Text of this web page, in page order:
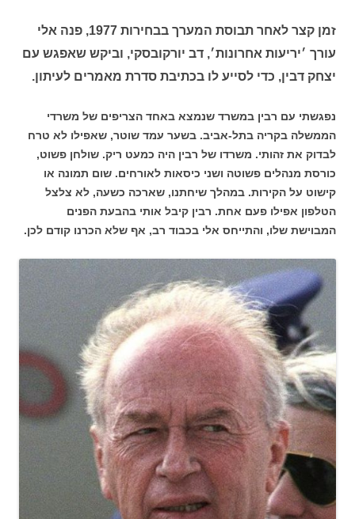
זמן קצר לאחר תבוסת המערך בבחירות 1977, פנה אלי
עורך ׳יריעות אחרונות׳, דב יורקובסקי, וביקש שאפגש עם
יצחק דבין, כדי לסייע לו בכתיבת סדרת מאמרים לעיתון.
נפגשתי עם רבין במשרד שנמצא באחד הצריפים של משרדי
הממשלה בקריה בתל-אביב. בשער עמד שוטר, שאפילו לא טרח
לבדוק את זהותי. משרדו של רבין היה כמעט ריק. שולחן פשוט,
כורסת מנהלים פשוטה ושני כיסאות לאורחים. שום תמונה או
קישוט על הקירות. במהלך שיחתנו, שארכה כשעה, לא צלצל
הטלפון אפילו פעם אחת. רבין קיבל אותי בהבעת הפנים
המבוישת שלו, והתייחס אלי בכבוד רב, אף שלא הכרנו קודם לכן.